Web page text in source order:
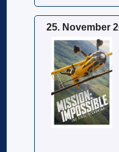
25. November